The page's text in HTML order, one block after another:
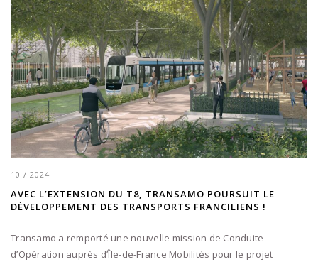
10 / 2024
AVEC L’EXTENSION DU T8, TRANSAMO POURSUIT LE
DÉVELOPPEMENT DES TRANSPORTS FRANCILIENS !
Transamo a remporté une nouvelle mission de Conduite
d’Opération auprès d’Île-de-France Mobilités pour le projet